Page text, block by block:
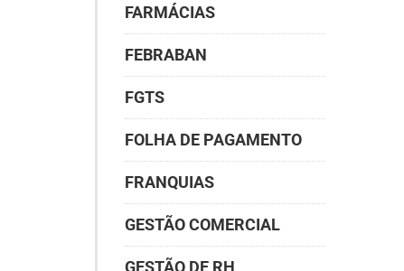
FARMÁCIAS
FEBRABAN
FGTS
FOLHA DE PAGAMENTO
FRANQUIAS
GESTÃO COMERCIAL
GESTÃO DE RH